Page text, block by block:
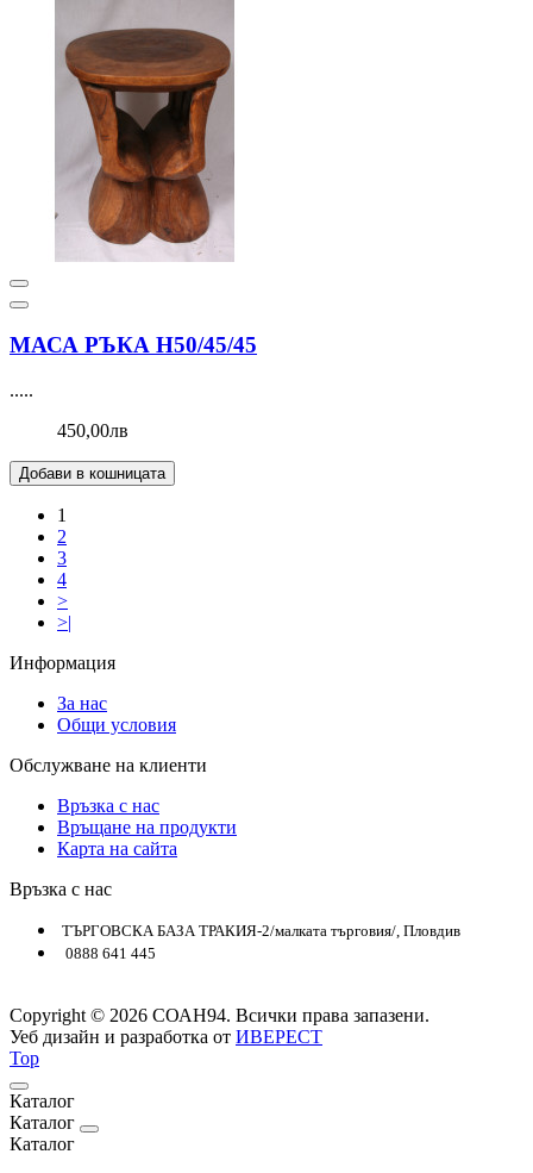
МАСА РЪКА Н50/45/45
.....
450,00лв
Добави в кошницата
1
2
3
4
>
>|
Информация
За нас
Общи условия
Обслужване на клиенти
Връзка с нас
Връщане на продукти
Карта на сайта
Връзка с нас
ТЪРГОВСКА БАЗА ТРАКИЯ-2/малката търговия/, Пловдив
0888 641 445
Copyright © 2026 СОАН94. Всички права запазени.
Уеб дизайн и разработка от ИВЕРЕСТ
Top
Каталог
Каталог
Каталог